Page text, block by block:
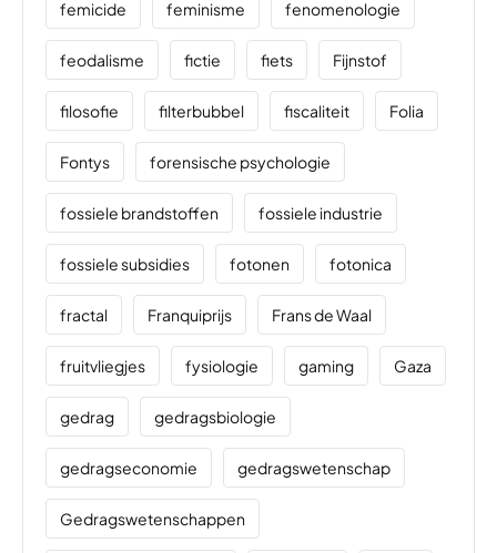
femicide feminisme fenomenologie
feodalisme fictie fiets Fijnstof
filosofie filterbubbel fiscaliteit Folia
Fontys forensische psychologie
fossiele brandstoffen fossiele industrie
fossiele subsidies fotonen fotonica
fractal Franquiprijs Frans de Waal
fruitvliegjes fysiologie gaming Gaza
gedrag gedragsbiologie
gedragseconomie gedragswetenschap
Gedragswetenschappen